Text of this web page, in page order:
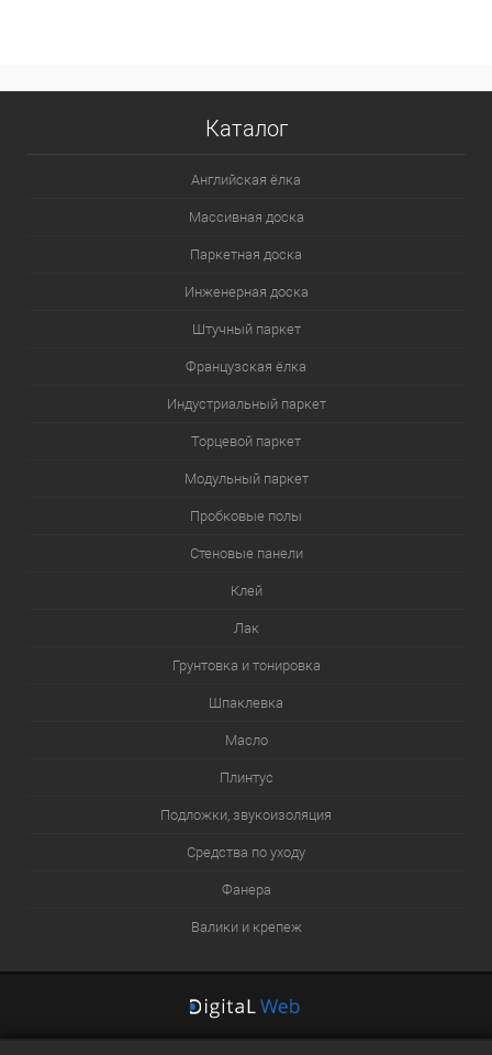
Каталог
Английская ёлка
Массивная доска
Паркетная доска
Инженерная доска
Штучный паркет
Французская ёлка
Индустриальный паркет
Торцевой паркет
Модульный паркет
Пробковые полы
Стеновые панели
Клей
Лак
Грунтовка и тонировка
Шпаклевка
Масло
Плинтус
Подложки, звукоизоляция
Средства по уходу
Фанера
Валики и крепеж